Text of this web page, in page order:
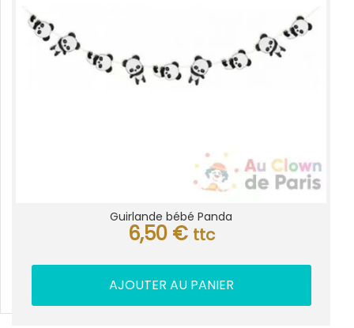
Guirlande bébé Panda
6,50 € ttc
AJOUTER AU PANIER